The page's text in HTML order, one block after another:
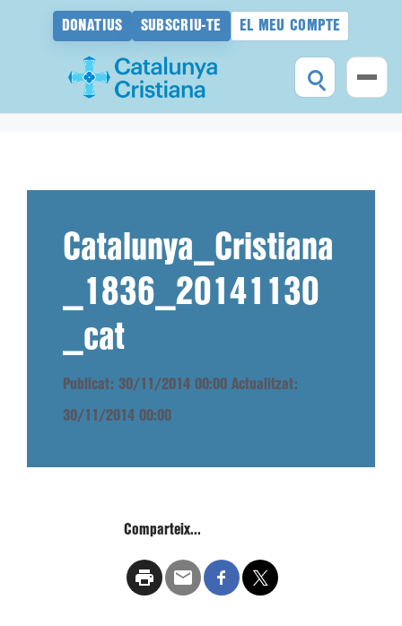
DONATIUS SUBSCRIU-TE EL MEU COMPTE
Catalunya_Cristiana
_1836_20141130
_cat
Publicat: 30/11/2014 00:00 Actualitzat:
30/11/2014 00:00
Comparteix...